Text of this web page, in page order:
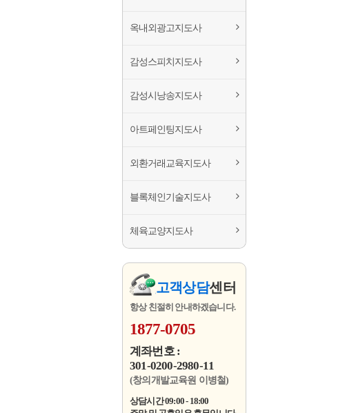
옥내외광고지도사
감성스피치지도사
감성시낭송지도사
아트페인팅지도사
외환거래교육지도사
블록체인기술지도사
체육교양지도사
고객상담센터
항상 친절히 안내하겠습니다.
1877-0705
계좌번호 :
301-0200-2980-11
(창의개발교육원 이병철)
상담시간 09:00 - 18:00